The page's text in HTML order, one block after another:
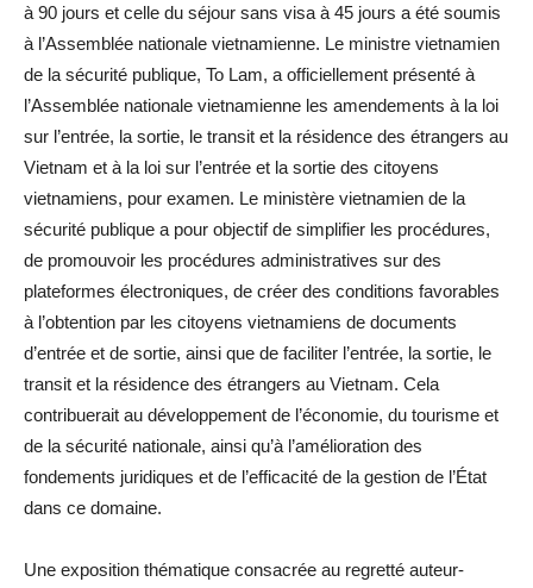
à 90 jours et celle du séjour sans visa à 45 jours a été soumis
à l’Assemblée nationale vietnamienne. Le ministre vietnamien
de la sécurité publique, To Lam, a officiellement présenté à
l’Assemblée nationale vietnamienne les amendements à la loi
sur l’entrée, la sortie, le transit et la résidence des étrangers au
Vietnam et à la loi sur l’entrée et la sortie des citoyens
vietnamiens, pour examen. Le ministère vietnamien de la
sécurité publique a pour objectif de simplifier les procédures,
de promouvoir les procédures administratives sur des
plateformes électroniques, de créer des conditions favorables
à l’obtention par les citoyens vietnamiens de documents
d’entrée et de sortie, ainsi que de faciliter l’entrée, la sortie, le
transit et la résidence des étrangers au Vietnam. Cela
contribuerait au développement de l’économie, du tourisme et
de la sécurité nationale, ainsi qu’à l’amélioration des
fondements juridiques et de l’efficacité de la gestion de l’État
dans ce domaine.
Une exposition thématique consacrée au regretté auteur-